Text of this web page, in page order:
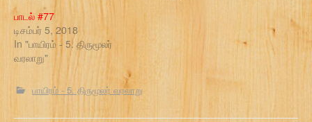
பாடல் #77
டிசம்பர் 5, 2018
In "பாயிரம் - 5. திருமூலர்
வரலாறு"
பாயிரம் - 5. திருமூலர் வரலாறு